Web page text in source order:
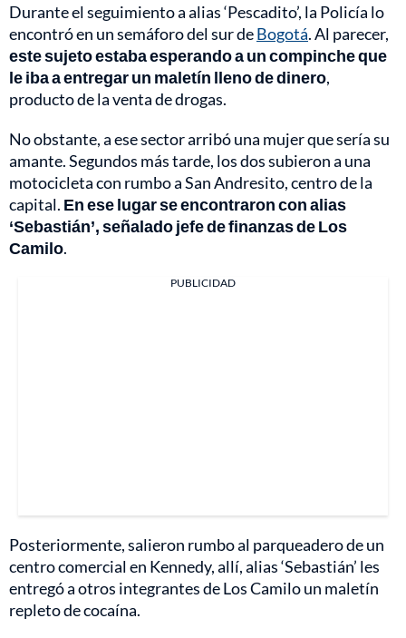
Durante el seguimiento a alias ‘Pescadito’, la Policía lo
encontró en un semáforo del sur deBogotá. Al parecer,
este sujeto estaba esperando a un compinche que
le iba a entregar un maletín lleno de dinero,
producto de la venta de drogas.
No obstante, a ese sector arribó una mujer que sería su
amante. Segundos más tarde, los dos subieron a una
motocicleta con rumbo a San Andresito, centro de la
capital. En ese lugar se encontraron con alias
‘Sebastián’, señalado jefe de finanzas de Los
Camilo.
PUBLICIDAD
Posteriormente, salieron rumbo al parqueadero de un
centro comercial en Kennedy, allí, alias ‘Sebastián’ les
entregó a otros integrantes de Los Camilo un maletín
repleto de cocaína.